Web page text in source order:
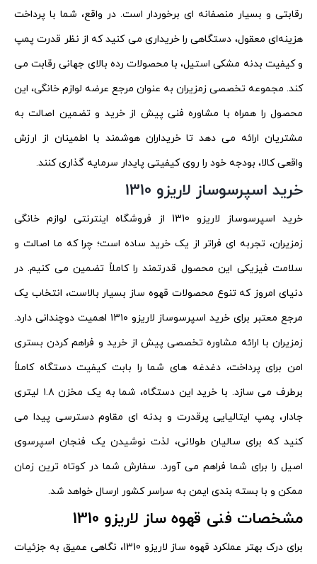
رقابتی و بسیار منصفانه ای برخوردار است. در واقع، شما با پرداخت
هزینه‌ای معقول، دستگاهی را خریداری می کنید که از نظر قدرت پمپ
و کیفیت بدنه مشکی استیل، با محصولات رده بالای جهانی رقابت می
کند. مجموعه تخصصی زمزیران به عنوان مرجع عرضه لوازم خانگی، این
محصول را همراه با مشاوره فنی پیش از خرید و تضمین اصالت به
مشتریان ارائه می دهد تا خریداران هوشمند با اطمینان از ارزش
واقعی کالا، بودجه خود را روی کیفیتی پایدار سرمایه گذاری کنند.
خرید اسپرسوساز لاریزو 1310
خرید اسپرسوساز لاریزو 1310 از فروشگاه اینترنتی لوازم خانگی
زمزیران، تجربه ای فراتر از یک خرید ساده است؛ چرا که ما اصالت و
سلامت فیزیکی این محصول قدرتمند را کاملاً تضمین می کنیم. در
دنیای امروز که تنوع محصولات قهوه ساز بسیار بالاست، انتخاب یک
مرجع معتبر برای خرید اسپرسوساز لاریزو ۱۳۱۰ اهمیت دوچندانی دارد.
زمزیران با ارائه مشاوره تخصصی پیش از خرید و فراهم کردن بستری
امن برای پرداخت، دغدغه های شما را بابت کیفیت دستگاه کاملاً
برطرف می سازد. با خرید این دستگاه، شما به یک مخزن ۱.۸ لیتری
جادار، پمپ ایتالیایی پرقدرت و بدنه ای مقاوم دسترسی پیدا می
کنید که برای سالیان طولانی، لذت نوشیدن یک فنجان اسپرسوی
اصیل را برای شما فراهم می آورد. سفارش شما در کوتاه ترین زمان
ممکن و با بسته بندی ایمن به سراسر کشور ارسال خواهد شد.
مشخصات فنی قهوه ساز لاریزو 1310
برای درک بهتر عملکرد قهوه ساز لاریزو 1310، نگاهی عمیق به جزئیات